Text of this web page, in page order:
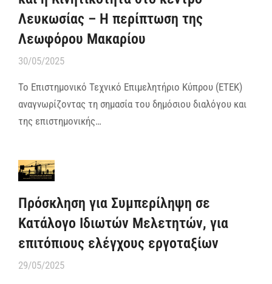
Λευκωσίας – Η περίπτωση της
Λεωφόρου Μακαρίου
30/05/2025
Το Επιστημονικό Τεχνικό Επιμελητήριο Κύπρου (ΕΤΕΚ)
αναγνωρίζοντας τη σημασία του δημόσιου διαλόγου και
της επιστημονικής…
Πρόσκληση για Συμπερίληψη σε
Κατάλογο Ιδιωτών Μελετητών, για
επιτόπιους ελέγχους εργοταξίων
29/05/2025